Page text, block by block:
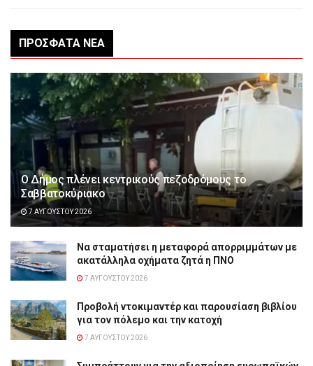
ΠΡΌΣΦΑΤΑ ΝΈΑ
Ο Δήμος πλένει κεντρικούς πεζοδρόμους το
Σαββατοκύριακο
7 ΑΥΓΟΎΣΤΟΥ 2026
Να σταματήσει η μεταφορά απορριμμάτων με
ακατάλληλα οχήματα ζητά η ΠΝΟ
7 ΑΥΓΟΎΣΤΟΥ 2026
Προβολή ντοκιμαντέρ και παρουσίαση βιβλίου
για τον πόλεμο και την κατοχή
7 ΑΥΓΟΎΣΤΟΥ 2026